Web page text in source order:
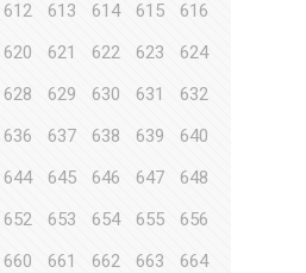
612 613 614 615
616
620 621 622 623
624
628 629 630 631
632
636 637 638 639
640
644 645 646 647
648
652 653 654 655
656
660 661 662 663
664